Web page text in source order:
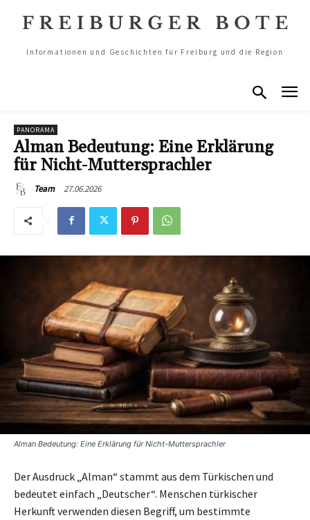
Informationen und Geschichten für Freiburg und die Region
PANORAMA
Alman Bedeutung: Eine Erklärung
für Nicht-Muttersprachler
Team 27.06.2026
Alman Bedeutung: Eine Erklärung für Nicht-Muttersprachler
Der Ausdruck „Alman“ stammt aus dem Türkischen und
bedeutet einfach „Deutscher“. Menschen türkischer
Herkunft verwenden diesen Begriff, um bestimmte